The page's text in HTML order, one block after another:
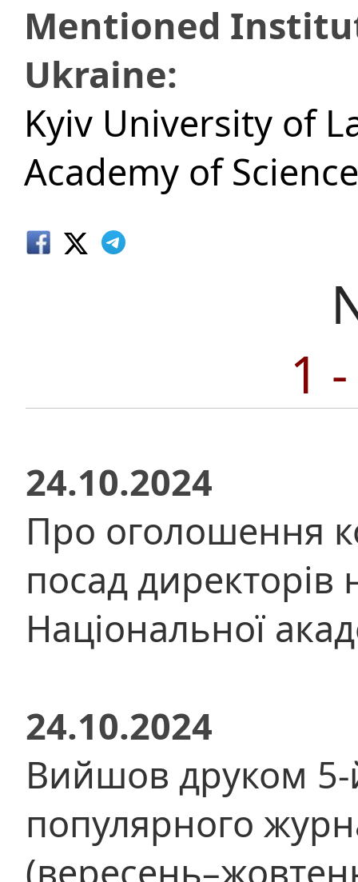
Mentioned
Ukraine:
Kyiv University of
Academy of
1
24.10.2024
Про оголошення
посад директорів
Національної
24.10.2024
Вийшов друком
популярного